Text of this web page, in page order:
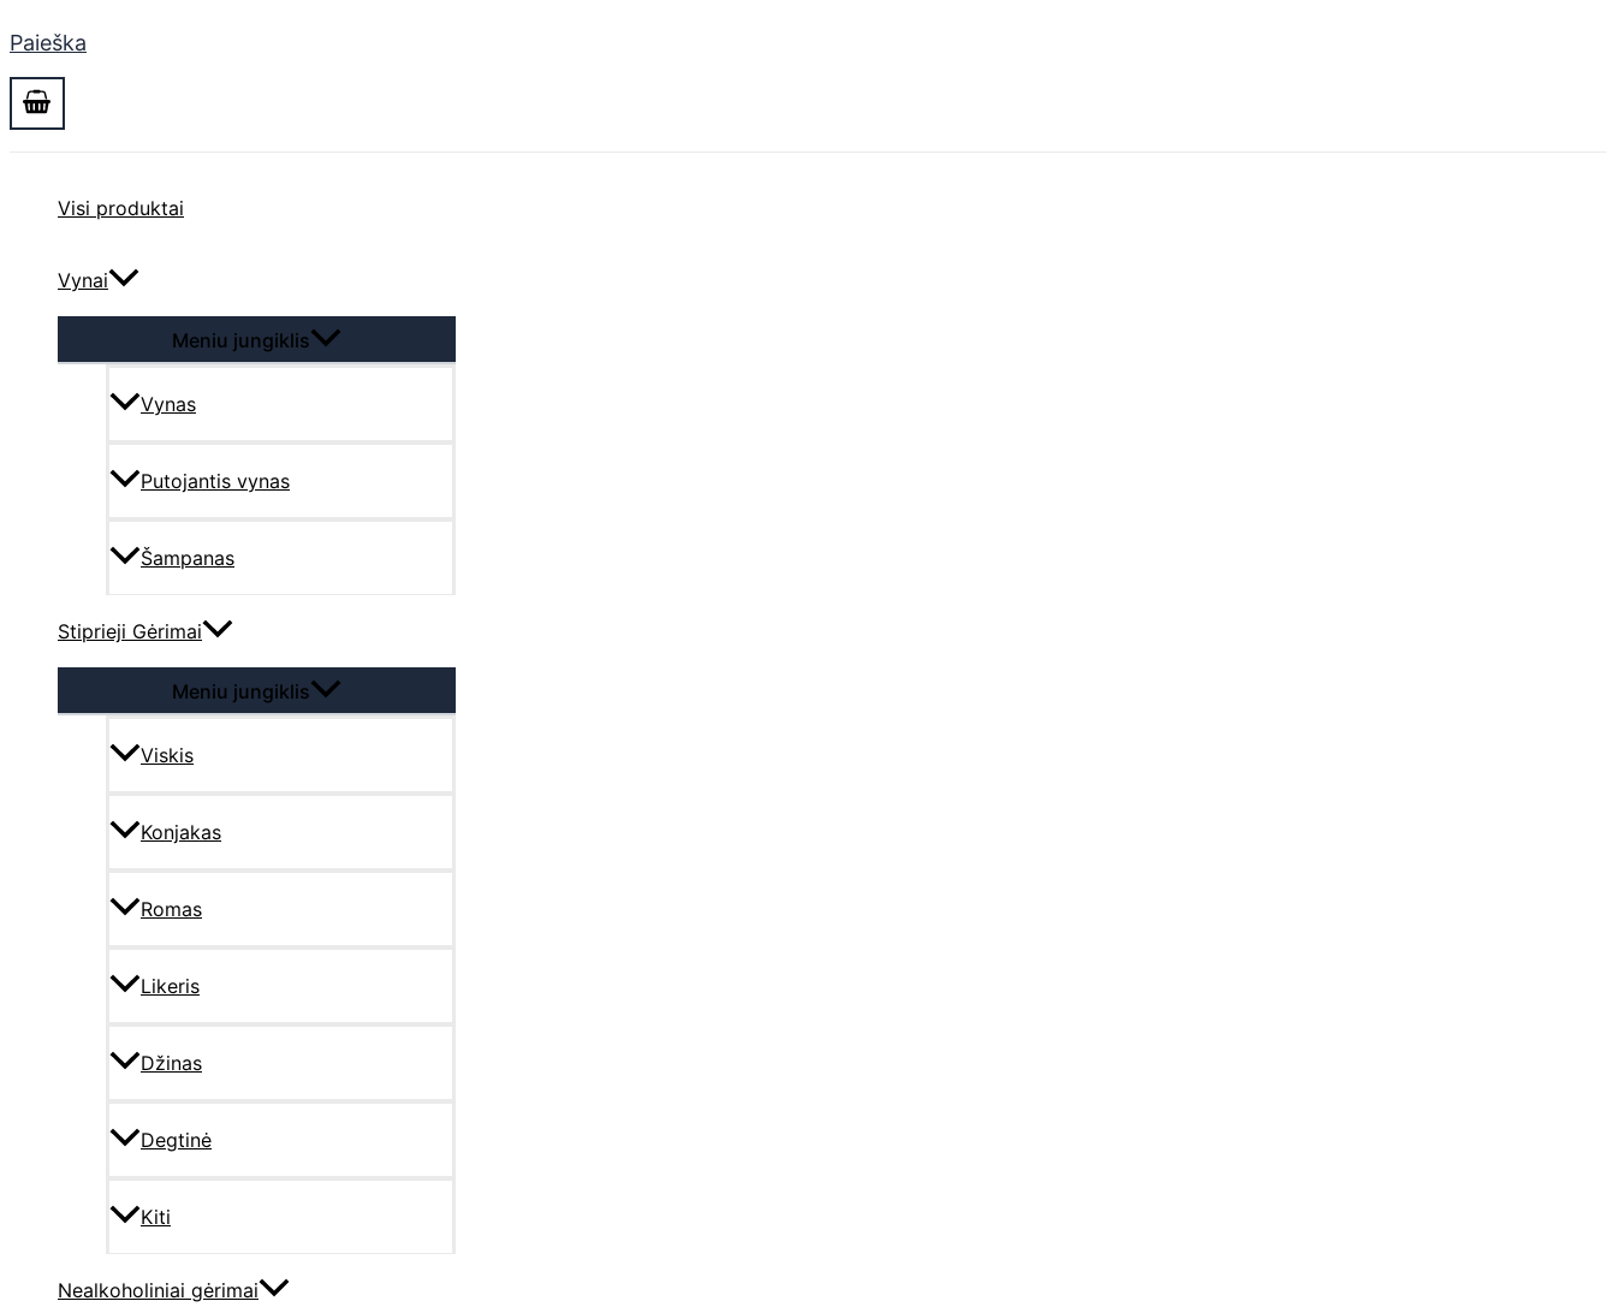
Paieška
Visi produktai
Vynai
Meniu jungiklis
Vynas
Putojantis vynas
Šampanas
Stiprieji Gėrimai
Meniu jungiklis
Viskis
Konjakas
Romas
Likeris
Džinas
Degtinė
Kiti
Nealkoholiniai gėrimai